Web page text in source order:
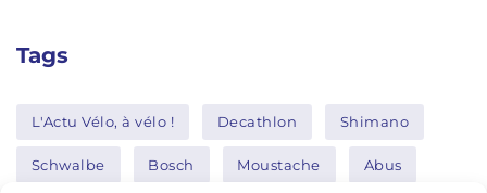
Tags
L'Actu Vélo, à vélo ! Decathlon Shimano
Schwalbe Bosch Moustache Abus